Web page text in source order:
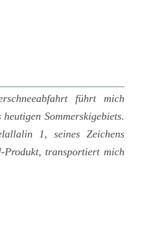
führt mich
Sommerskigebiets.
1, seines Zeichens
Produkt, transportiert mich